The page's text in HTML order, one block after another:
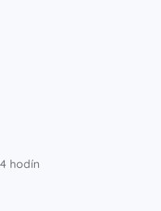
hodín